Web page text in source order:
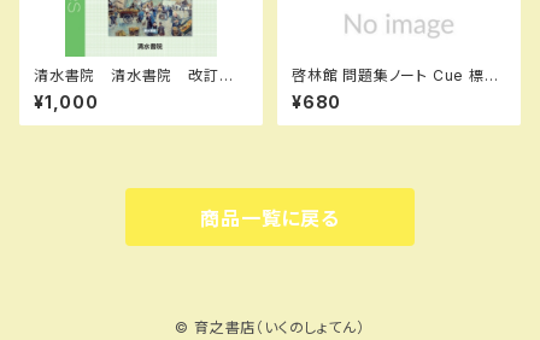
清水書院 清水書院 改訂版
私たちの歴史総合 ワークノー
ト 歴総035-901 教科書準
拠 新品 問題集本体と別冊
9610630 ISBN-10：438911
¥1,000
啓林館 問題集ノート Cue 標
準〜応用編 数学Ⅰ 集合と命
題・図形と計量 新品 問題集
本体のみ 別冊解答なし ISB
0096905
¥680
商品一覧に戻る
© 育之書店（いくのしょてん）